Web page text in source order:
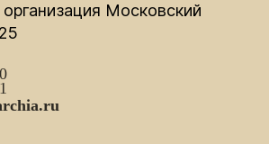
Московский